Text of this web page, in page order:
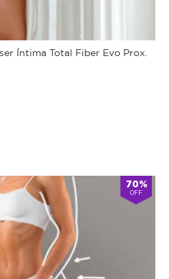
Íntima Total Fiber Evo Prox.
70%
OFF